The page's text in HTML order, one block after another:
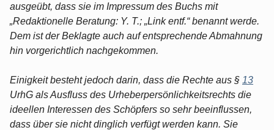
ausgeübt, dass sie im Impressum des Buchs mit
„Redaktionelle Beratung: Y. T.; „Link entf.“ benannt werde.
Dem ist der Beklagte auch auf entsprechende Abmahnung
hin vorgerichtlich nachgekommen.
Einigkeit besteht jedoch darin, dass die Rechte aus § 13
UrhG als Ausfluss des Urheberpersönlichkeitsrechts die
ideellen Interessen des Schöpfers so sehr beeinflussen,
dass über sie nicht dinglich verfügt werden kann. Sie